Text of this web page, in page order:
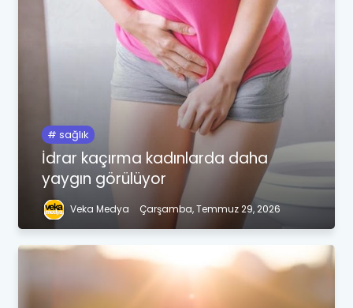
sağlık
İdrar kaçırma kadınlarda daha
yaygın görülüyor
Veka Medya Çarşamba, Temmuz 29, 2026